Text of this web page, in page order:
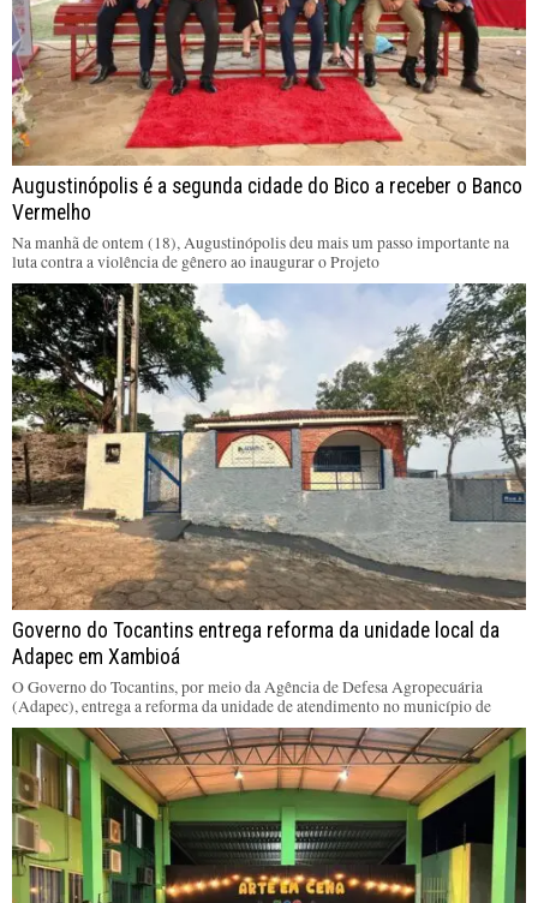
Augustinópolis é a segunda cidade do Bico a receber o Banco
Vermelho
Na manhã de ontem (18), Augustinópolis deu mais um passo importante na
luta contra a violência de gênero ao inaugurar o Projeto
Governo do Tocantins entrega reforma da unidade local da
Adapec em Xambioá
O Governo do Tocantins, por meio da Agência de Defesa Agropecuária
(Adapec), entrega a reforma da unidade de atendimento no município de